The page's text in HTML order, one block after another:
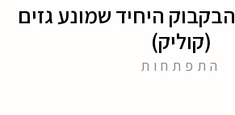
ZERO ZERO הבקבוק היחיד שמונע גזים
(קוליק)
התפתחות